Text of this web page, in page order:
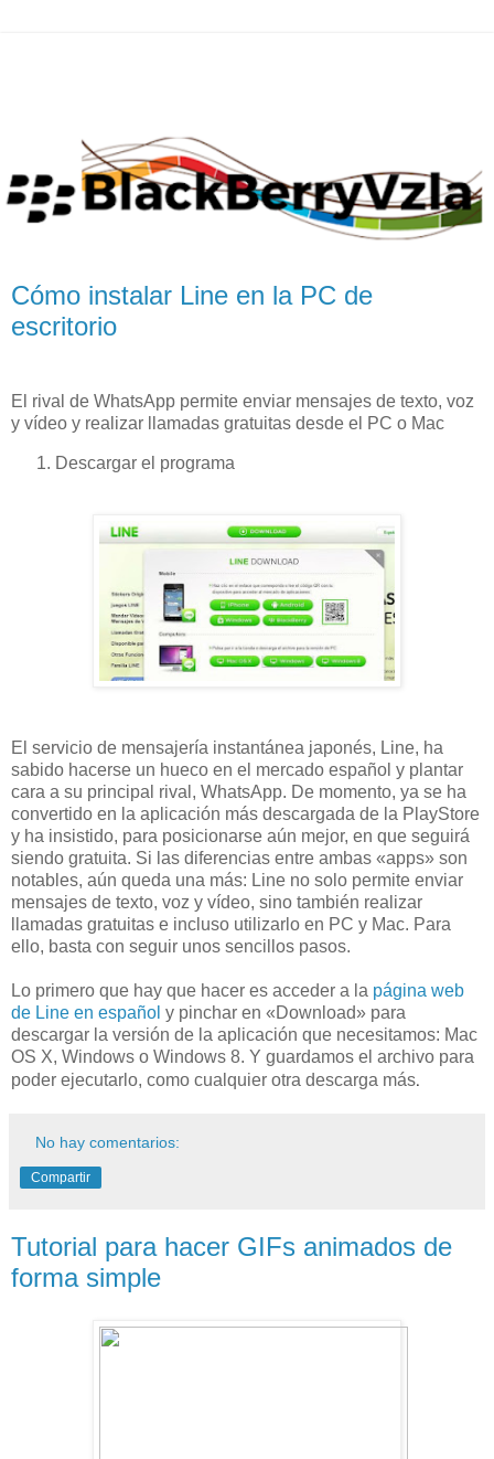
Cómo instalar Line en la PC de
escritorio
El rival de WhatsApp permite enviar mensajes de texto, voz
y vídeo y realizar llamadas gratuitas desde el PC o Mac
Descargar el programa
El servicio de mensajería instantánea japonés, Line, ha
sabido hacerse un hueco en el mercado español y plantar
cara a su principal rival, WhatsApp. De momento, ya se ha
convertido en la aplicación más descargada de la PlayStore
y ha insistido, para posicionarse aún mejor, en que seguirá
siendo gratuita. Si las diferencias entre ambas «apps» son
notables, aún queda una más: Line no solo permite enviar
mensajes de texto, voz y vídeo, sino también realizar
llamadas gratuitas e incluso utilizarlo en PC y Mac. Para
ello, basta con seguir unos sencillos pasos.
Lo primero que hay que hacer es acceder a la página web
de Line en español y pinchar en «Download» para
descargar la versión de la aplicación que necesitamos: Mac
OS X, Windows o Windows 8. Y guardamos el archivo para
poder ejecutarlo, como cualquier otra descarga más.
No hay comentarios:
Compartir
Tutorial para hacer GIFs animados de
forma simple